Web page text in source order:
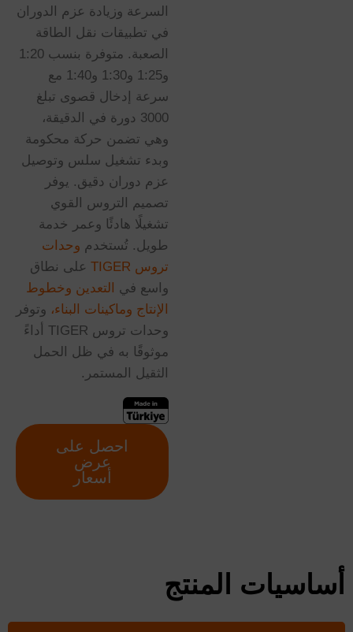
السرعة وزيادة عزم الدوران
في تطبيقات نقل الطاقة
الصعبة. متوفرة بنسب 1:20
و1:25 و1:30 و1:40 مع
سرعة إدخال قصوى تبلغ
3000 دورة في الدقيقة،
وهي تضمن حركة محكومة
وبدء تشغيل سلس وتوصيل
عزم دوران دقيق. يوفر
تصميم التروس القوي
تشغيلًا هادئًا وعمر خدمة
طويل. تُستخدم وحدات
تروس TIGER
على نطاق
واسع في
التعدين وخطوط
الإنتاج وماكينات البناء، وتوفر
وحدات تروس TIGER أداءً
موثوقًا به في ظل الحمل
الثقيل المستمر.
احصل على
عرض
أسعار
أساسيات المنتج